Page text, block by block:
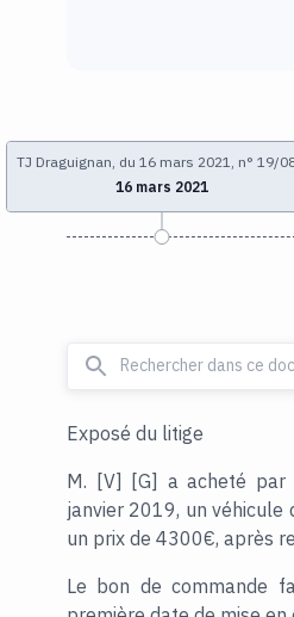
TJ Draguignan, du 16 mars 2021, n° 19/
16 mars 2021
Exposé du litige
M. [V] [G] a acheté par
janvier 2019, un
un prix de 4300€, après
Le bon de commande